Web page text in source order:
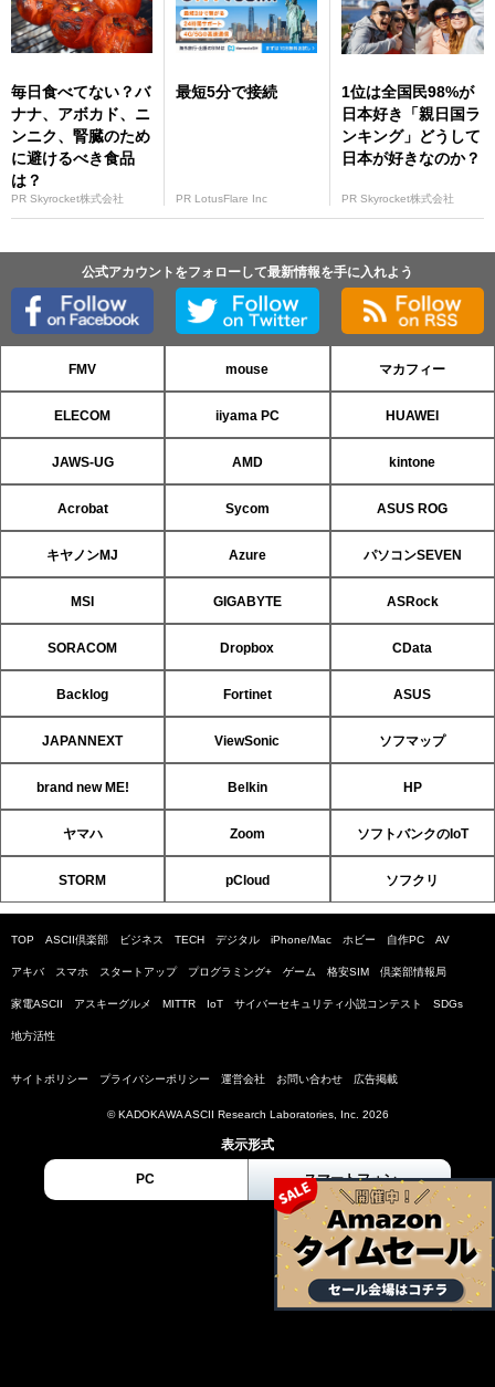
毎日食べてない？バ
ナナ、アボカド、ニ
ンニク、腎臓のため
に避けるべき食品
は？
PR Skyrocket株式会社
最短5分で接続
PR LotusFlare Inc
1位は全国民98%が
日本好き「親日国ラ
ンキング」どうして
日本が好きなのか？
PR Skyrocket株式会社
公式アカウントをフォローして最新情報を手に入れよう
FMV mouse マカフィー
ELECOM iiyama PC HUAWEI
JAWS-UG AMD kintone
Acrobat Sycom ASUS ROG
キヤノンMJ Azure パソコンSEVEN
MSI GIGABYTE ASRock
SORACOM Dropbox CData
Backlog Fortinet ASUS
JAPANNEXT ViewSonic ソフマップ
brand new ME! Belkin HP
ヤマハ Zoom ソフトバンクのIoT
STORM pCloud ソフクリ
TOP ASCII倶楽部 ビジネス TECH デジタル iPhone/Mac ホビー 自作PC AV
アキバ スマホ スタートアップ プログラミング+ ゲーム 格安SIM 倶楽部情報局
家電ASCII アスキーグルメ MITTR IoT サイバーセキュリティ小説コンテスト SDGs
地方活性
サイトポリシー プライバシーポリシー 運営会社 お問い合わせ 広告掲載
© KADOKAWA ASCII Research Laboratories, Inc. 2026
表示形式
PC スマートフォン